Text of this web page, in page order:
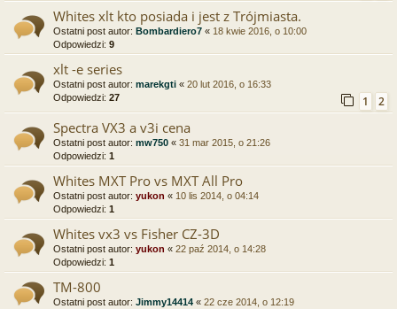
Whites xlt kto posiada i jest z Trójmiasta.
Ostatni post autor: Bombardiero7 « 18 kwie 2016, o 10:00
Odpowiedzi: 9
xlt -e series
Ostatni post autor: marekgti « 20 lut 2016, o 16:33
Odpowiedzi: 27 1 2
Spectra VX3 a v3i cena
Ostatni post autor: mw750 « 31 mar 2015, o 21:26
Odpowiedzi: 1
Whites MXT Pro vs MXT All Pro
Ostatni post autor: yukon « 10 lis 2014, o 04:14
Odpowiedzi: 1
Whites vx3 vs Fisher CZ-3D
Ostatni post autor: yukon « 22 paź 2014, o 14:28
Odpowiedzi: 1
TM-800
Ostatni post autor: Jimmy14414 « 22 cze 2014, o 12:19